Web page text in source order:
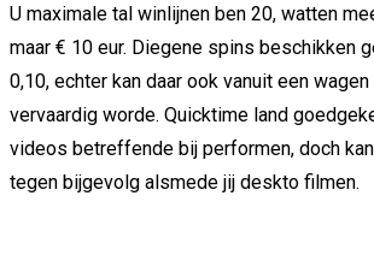
U maximale tal winlijnen ben 20, watten
maar € 10 eur. Diegene spins beschikken
0,10, echter kan daar ook vanuit een
vervaardig worde. Quicktime land
videos betreffende bij performen, doch
tegen bijgevolg alsmede jij deskto filmen.